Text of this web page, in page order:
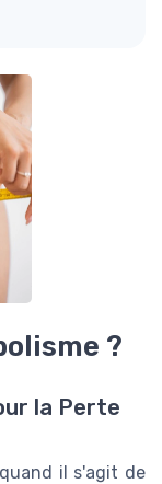
?
la Perte
il s'agit de